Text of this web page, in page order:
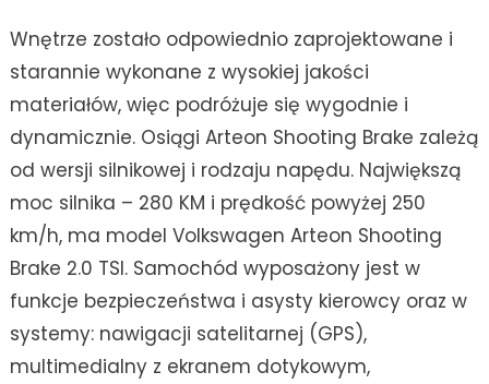
Wnętrze zostało odpowiednio zaprojektowane i
starannie wykonane z wysokiej jakości
materiałów, więc podróżuje się wygodnie i
dynamicznie. Osiągi Arteon Shooting Brake zależą
od wersji silnikowej i rodzaju napędu. Największą
moc silnika – 280 KM i prędkość powyżej 250
km/h, ma model Volkswagen Arteon Shooting
Brake 2.0 TSI. Samochód wyposażony jest w
funkcje bezpieczeństwa i asysty kierowcy oraz w
systemy: nawigacji satelitarnej (GPS),
multimedialny z ekranem dotykowym,